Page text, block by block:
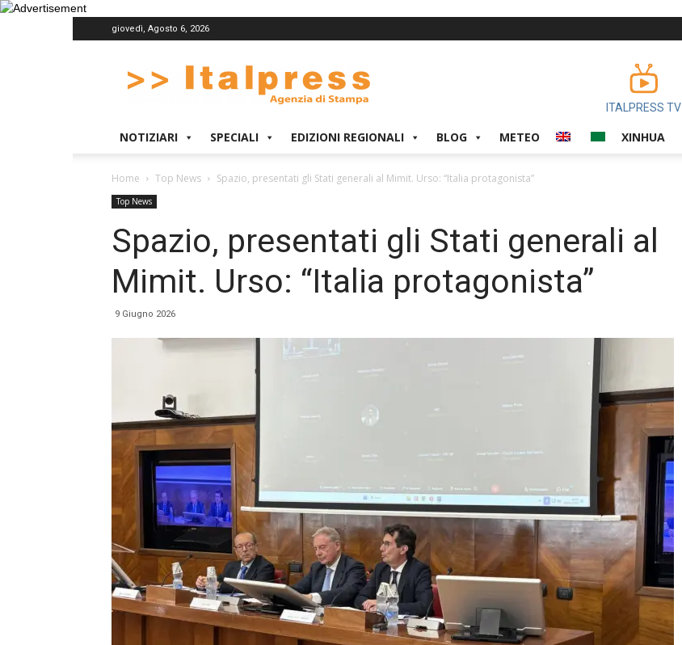
giovedì, Agosto 6, 2026
ITALPRESS TV
NOTIZIARI SPECIALI EDIZIONI REGIONALI BLOG METEO XINHUA
Home Top News Spazio, presentati gli Stati generali al Mimit. Urso: “Italia protagonista”
Top News
Spazio, presentati gli Stati generali al
Mimit. Urso: “Italia protagonista”
9 Giugno 2026